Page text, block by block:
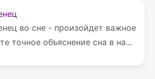
во сне - произойдет важное
точное объяснение сна в на...